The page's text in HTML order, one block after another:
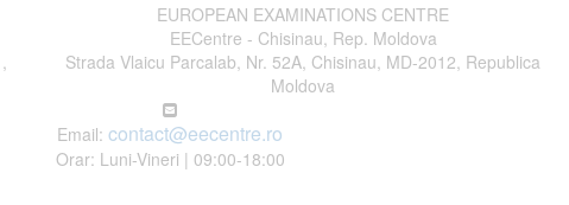
EUROPEAN EXAMINATIONS CENTRE
EECentre - Chisinau, Rep. Moldova
Strada Vlaicu Parcalab, Nr. 52A, Chisinau, MD-2012, Republica
Moldova
Email: contact@eecentre.ro
Orar: Luni-Vineri | 09:00-18:00